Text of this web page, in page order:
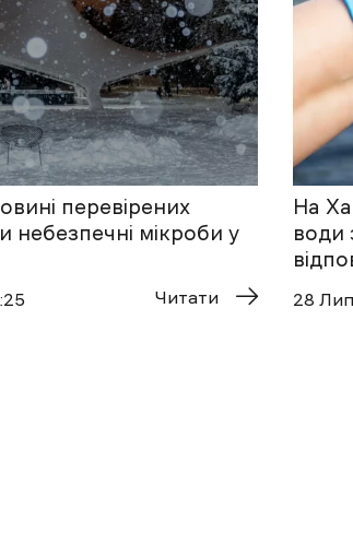
перевірених
небезпечні мікроби у
Читати
На
води
28